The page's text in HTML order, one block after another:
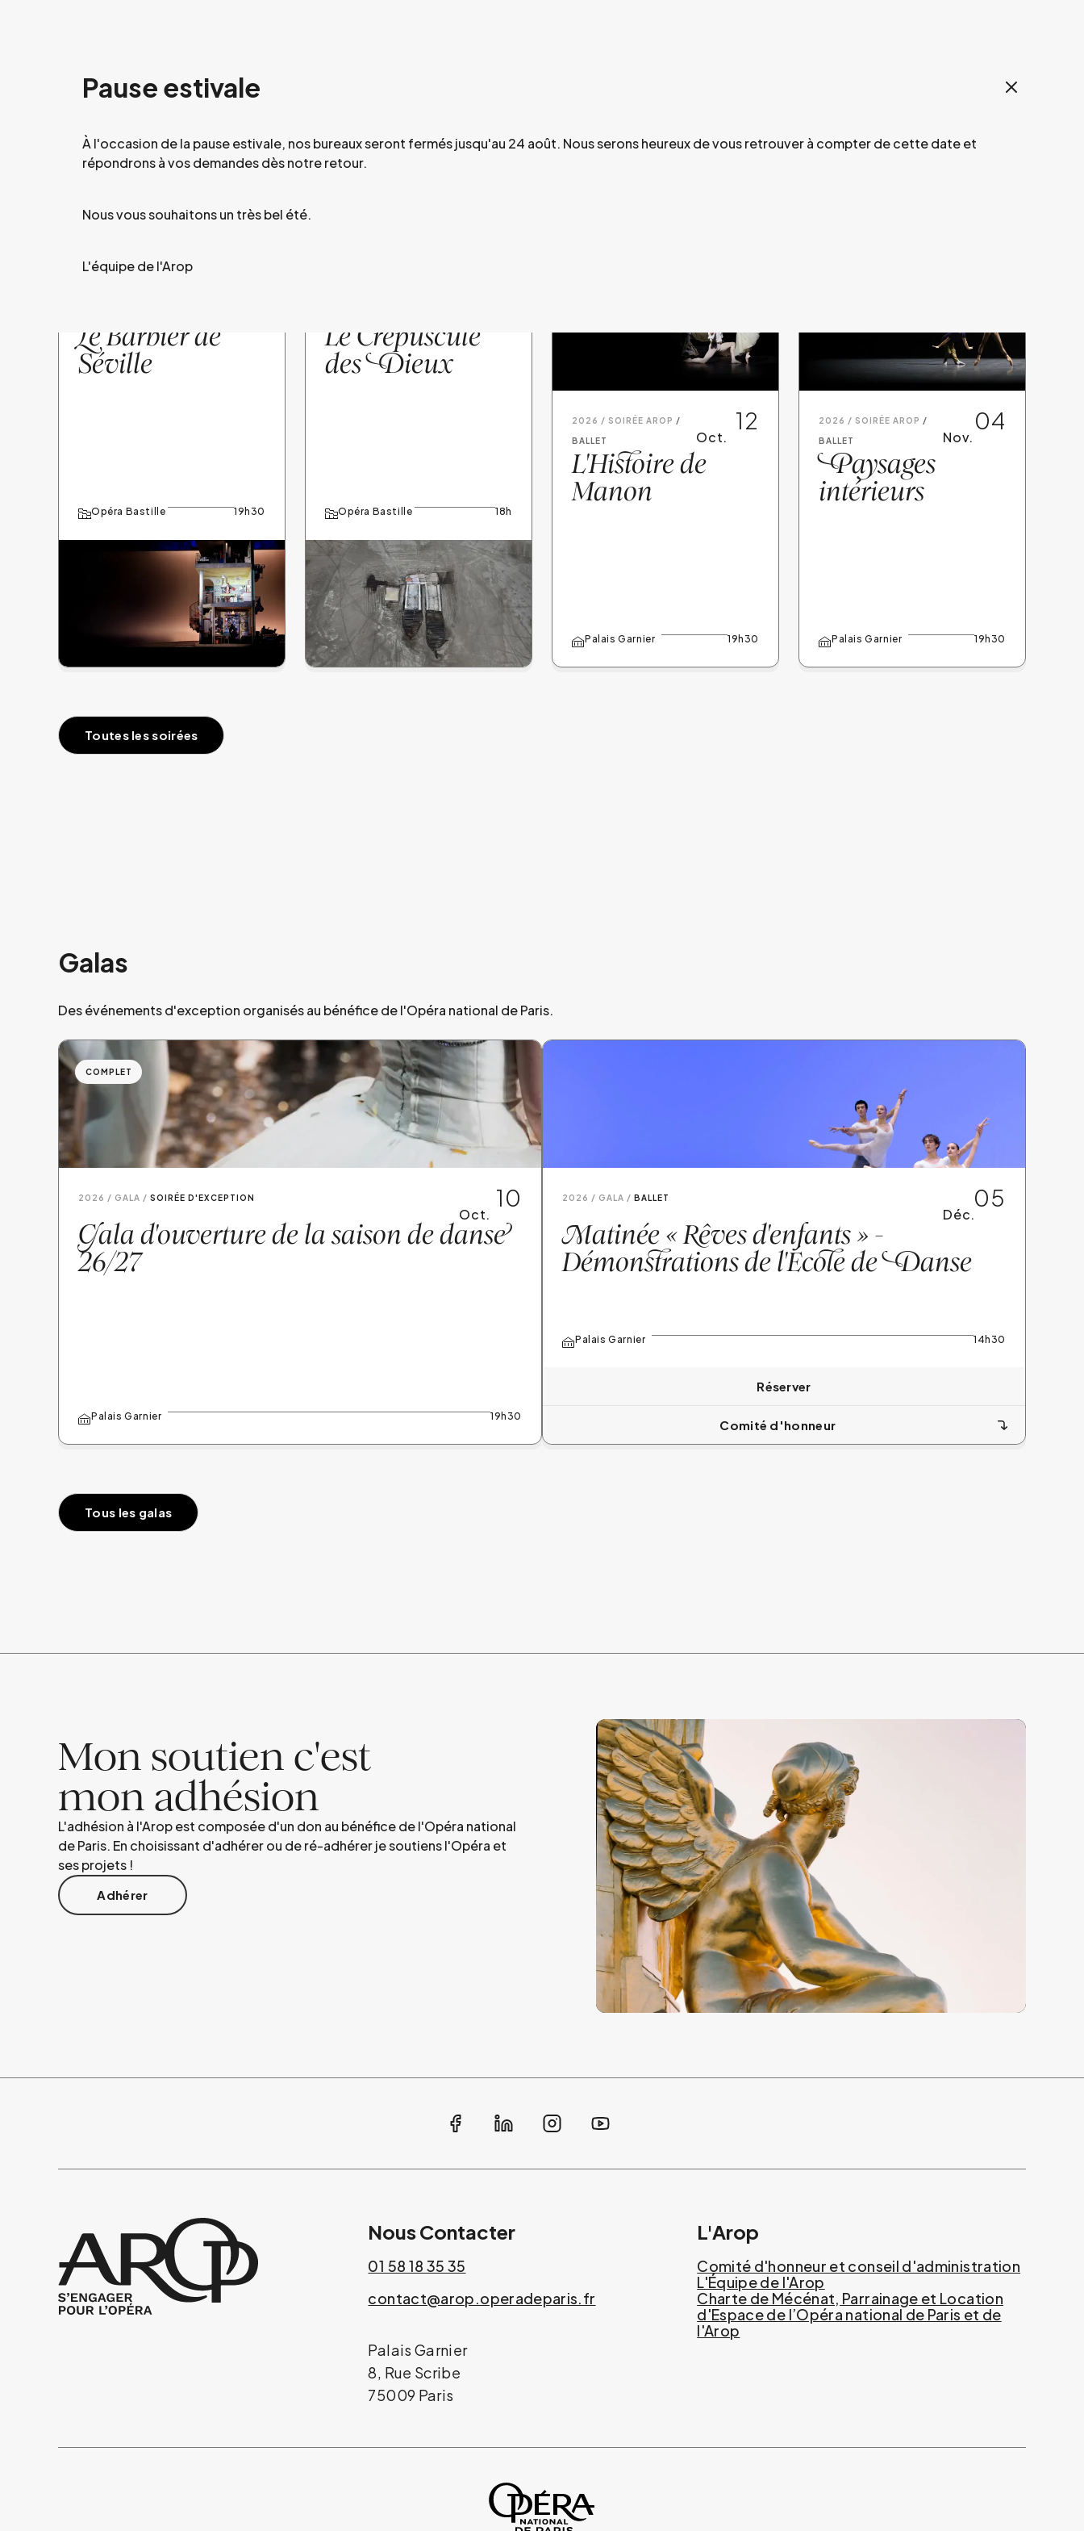
Pause estivale
À l'occasion de la pause estivale, nos bureaux seront fermés jusqu'au 24 août. Nous serons heureux de vous retrouver à compter de cette date et
répondrons à vos demandes dès notre retour.
Nous vous souhaitons un très bel été.
L'équipe de l'Arop
Soirées de l'AROP
Réservé aux adhérentsLe meilleur de la programmation, avec la possibilité de réserver des cocktails et des soupers.
Le Barbier de
Séville
Opéra Bastille 19h30
Le Crépuscule
desDieux
Opéra Bastille 18h
2026 / SOIRÉE AROP
BALLET
12
Oct.
L'Histoire de
Manon
Palais Garnier 19h30
2026 / SOIRÉE AROP
BALLET
04
Nov.
Paysages
intérieurs
Palais Garnier 19h30
Toutes les soirées
Galas
Des événements d'exception organisés au bénéfice de l'Opéra national de Paris.
COMPLET
2026 / GALA SOIRÉE D'EXCEPTION 10
Oct.
Gala d'ouverture de la saison de danse
26/27
Palais Garnier 19h30
2026 / GALA BALLET 05
Déc.
Matinée «Rêves d'enfants » -
Démonstrations de l'École deDanse
Palais Garnier 14h30
Montant du don : 0 €
Ajouter au panier
Réserver
Comité d'honneur
Tous les galas
Mon soutien c'est
mon adhésion
L'adhésion à l'Arop est composée d'un don au bénéfice de l'Opéra national
de Paris. En choisissant d'adhérer ou de ré-adhérer je soutiens l'Opéra et
ses projets !
Adhérer
Nous Contacter
01 58 18 35 35
contact@arop.operadeparis.fr
Palais Garnier
8, Rue Scribe
75009 Paris
L'Arop
Comité d'honneur et conseil d'administration
L'Équipe de l'Arop
Charte de Mécénat, Parrainage et Location
d'Espace de l’Opéra national de Paris et de
l'Arop